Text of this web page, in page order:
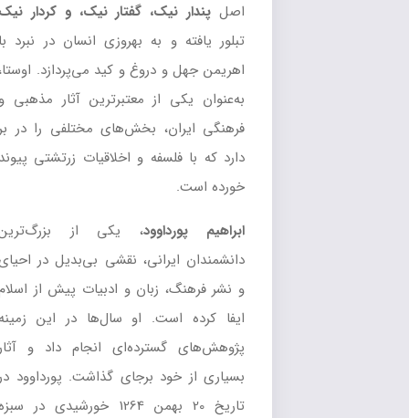
پندار نیک، گفتار نیک، و کردار نیک
تبلور یافته و به بهروزی انسان در نبرد با
اهریمن جهل و دروغ و کید می‌پردازد. اوستا،
به‌عنوان یکی از معتبرترین آثار مذهبی و
فرهنگی ایران، بخش‌های مختلفی را در بر
دارد که با فلسفه و اخلاقیات زرتشتی پیوند
خورده است.
ابراهیم پورداوود، یکی از بزرگ‌ترین
دانشمندان ایرانی، نقشی بی‌بدیل در احیای
و نشر فرهنگ، زبان و ادبیات پیش از اسلام
ایفا کرده است. او سال‌ها در این زمینه
پژوهش‌های گسترده‌ای انجام داد و آثار
بسیاری از خود برجای گذاشت. پورداوود در
تاریخ 20 بهمن 1264 خورشیدی در سبزه